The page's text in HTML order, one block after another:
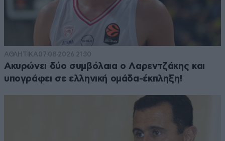
ΑΘΛΗΤΙΚΑ07·08·2026 21:30
Ακυρώνει δύο συμβόλαια ο Λαρεντζάκης και
υπογράφει σε ελληνική ομάδα-έκπληξη!